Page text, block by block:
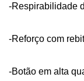
-Respirabilidade
-Reforço com
-Botão em alta